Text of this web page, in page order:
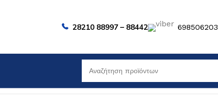
28210 88997 – 88442